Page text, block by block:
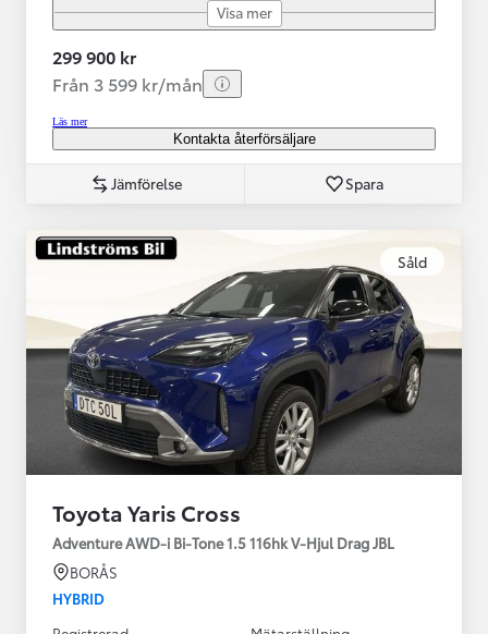
Visa mer
299 900 kr
Från 3 599 kr/mån
Läs mer
Kontakta återförsäljare
Jämförelse Spara
Såld
Toyota Yaris Cross
Adventure AWD-i Bi-Tone 1.5 116hk V-Hjul Drag JBL
BORÅS
HYBRID